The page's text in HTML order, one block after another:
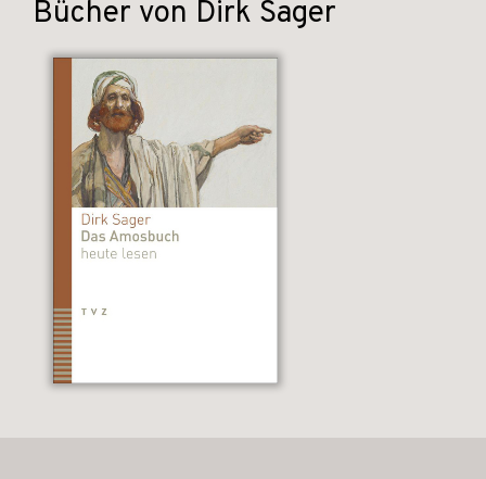
Bücher von Dirk Sager